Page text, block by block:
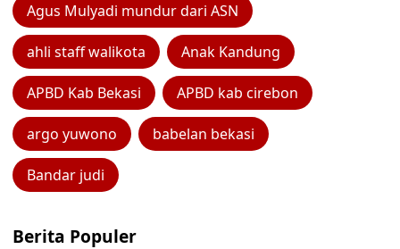
Agus Mulyadi mundur dari ASN
ahli staff walikota Anak Kandung
APBD Kab Bekasi APBD kab cirebon
argo yuwono babelan bekasi
Bandar judi
Berita Populer